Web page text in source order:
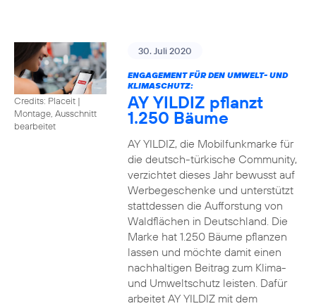
Credits: Placeit |
Montage, Ausschnitt
bearbeitet
30. Juli 2020
ENGAGEMENT FÜR DEN UMWELT- UND
KLIMASCHUTZ:
AY YILDIZ pflanzt
1.250 Bäume
AY YILDIZ, die Mobilfunkmarke für
die deutsch-türkische Community,
verzichtet dieses Jahr bewusst auf
Werbegeschenke und unterstützt
stattdessen die Aufforstung von
Waldflächen in Deutschland. Die
Marke hat 1.250 Bäume pflanzen
lassen und möchte damit einen
nachhaltigen Beitrag zum Klima-
und Umweltschutz leisten. Dafür
arbeitet AY YILDIZ mit dem